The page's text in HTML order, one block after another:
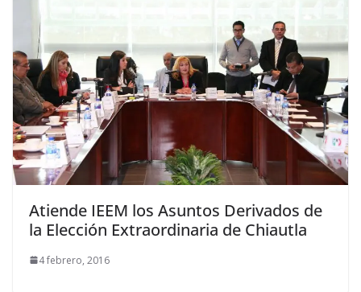
Atiende IEEM los Asuntos Derivados de
la Elección Extraordinaria de Chiautla
4 febrero, 2016